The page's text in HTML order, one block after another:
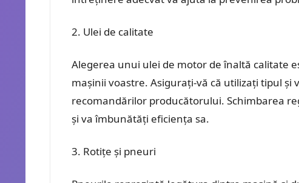
Ulei de calitate
Alegerea unui ulei de motor de înaltă calitate
mașinii voastre. Asigurați-vă că utilizați tipul și
recomandărilor producătorului. Schimbarea
și va îmbunătăți eficiența sa.
Rotițe și pneuri